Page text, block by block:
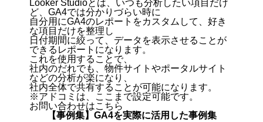
Looker Studioとは、いつも分析したい項目だけ
ど、GA4では分かりづらい時に
自分用にGA4のレポートをカスタムして、好き
な項目だけを整理し
日付期間に絞って、データを表示させることが
できるレポートになります。
これを使用することで、
社内のだれでも、物件サイトやポータルサイト
などの分析が楽になり、
社内全体で共有することが可能になります。
※アドコミは、ここまで設定可能です。
お問い合わせはこちら
【事例集】GA4を実際に活用した事例集